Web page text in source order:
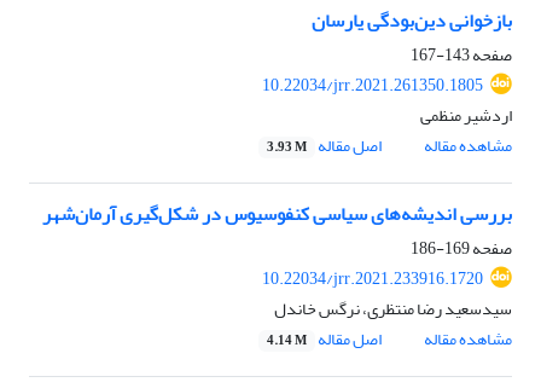
بازخوانی دین‌بودگی یارسان
صفحه143-167
10.22034/jrr.2021.261350.1805
اردشیر منظمی
مشاهده مقاله
اصل مقاله 3.93 M
بررسی اندیشه‌های سیاسی کنفوسیوس در شکل‌گیری آرمان‌شهر
صفحه169-186
10.22034/jrr.2021.233916.1720
سیدسعید رضا منتظری، نرگس خاندل
مشاهده مقاله
اصل مقاله 4.14 M